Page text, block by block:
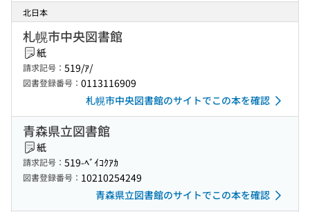
北日本
札幌市中央図書館
紙
請求記号： 519/ｱ/
図書登録番号： 0113116909
札幌市中央図書館のサイトでこの本を確認
青森県立図書館
紙
請求記号： 519-ﾍﾞｲｺｸｱｶ
図書登録番号： 10210254249
青森県立図書館のサイトでこの本を確認